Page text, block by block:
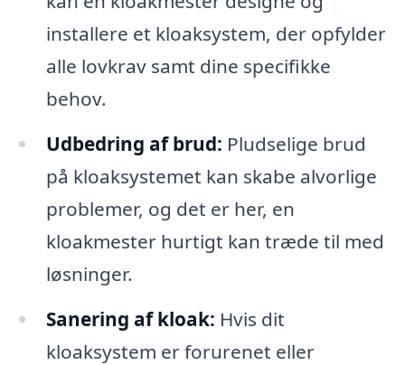
installere et kloaksystem, der opfylder
alle lovkrav samt dine specifikke
behov.
Udbedring af brud: Pludselige brud
på kloaksystemet kan skabe alvorlige
problemer, og det er her, en
kloakmester hurtigt kan træde til med
løsninger.
Sanering af kloak: Hvis dit
kloaksystem er forurenet eller